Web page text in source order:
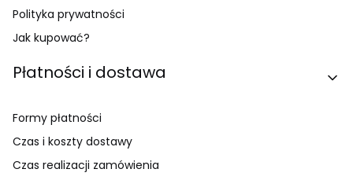
Polityka prywatności
Jak kupować?
Płatności i dostawa
Formy płatności
Czas i koszty dostawy
Czas realizacji zamówienia